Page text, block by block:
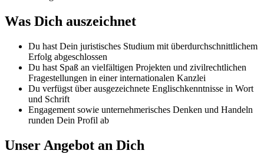
Was Dich auszeichnet
Du hast Dein juristisches Studium mit überdurchschnittlichem
Erfolg abgeschlossen
Du hast Spaß an vielfältigen Projekten und zivilrechtlichen
Fragestellungen in einer internationalen Kanzlei
Du verfügst über ausgezeichnete Englischkenntnisse in Wort
und Schrift
Engagement sowie unternehmerisches Denken und Handeln
runden Dein Profil ab
Unser Angebot an Dich